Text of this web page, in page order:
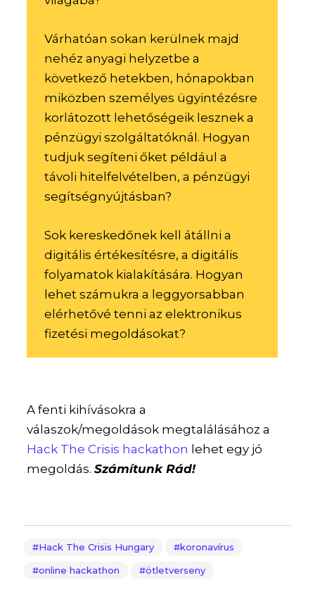
Várhatóan sokan kerülnek majd
nehéz anyagi helyzetbe a
következő hetekben, hónapokban
miközben személyes ügyintézésre
korlátozott lehetőségeik lesznek a
pénzügyi szolgáltatóknál. Hogyan
tudjuk segíteni őket például a
távoli hitelfelvételben, a pénzügyi
segítségnyújtásban?
Sok kereskedőnek kell átállni a
digitális értékesítésre, a digitális
folyamatok kialakítására. Hogyan
lehet számukra a leggyorsabban
elérhetővé tenni az elektronikus
fizetési megoldásokat?
A fenti kihívásokra a
válaszok/megoldások megtalálásához a
Hack The Crisis hackathon lehet egy jó
megoldás.Számítunk Rád!
Hack The Crisis Hungary koronavírus
online hackathon ötletverseny